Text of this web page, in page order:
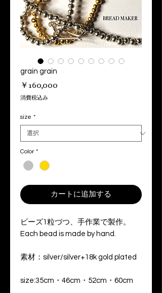
grain grain
￥160,000
消費税込み
size *
Color *
カートに追加する
ビーズ1粒づつ、手作業で製作。
Each bead is made by hand.
素材：silver/silver+18k gold plated
size:35cm・46cm・52cm・60cm